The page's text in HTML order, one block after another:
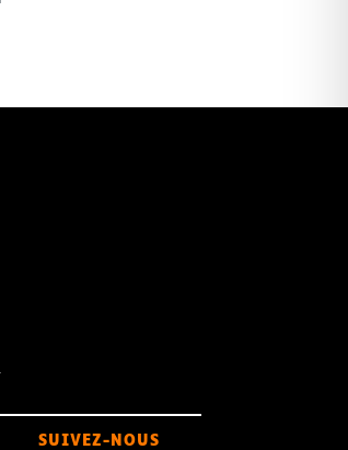
SUIVEZ-NOUS